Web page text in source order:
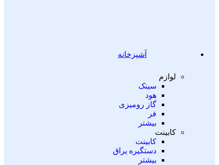
آشپزخانه
لوازم
سینک
هود
گاز رومیزی
فر
بیشتر
کابینت
کابینت
دستگیره یراق
بیشتر